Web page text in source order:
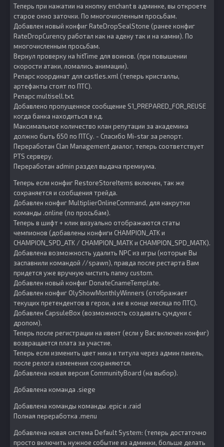
Теперь при нажатии на кнопку enchant в админке, вы откроете
старое окно заточки. По многочисленным просьбам.
Добавлен новый конфиг RateDropSealStone (ранее конфиг
RateDropCurency работал как на адену так и на камни). По
многочисленным просьбам.
Вернул проверку на hitTime для воинов. (при повышении
скорости атаки, ломались анимации).
Репарс координат для castles.xml (теперь кристаллы,
артефакты стоят по ПТС).
Репарс multisell.txt.
Добавлено пропущенное сообщение S1_PREPARED_FOR_REUSE
когда банка находиться в кд.
Максимальное количество клан репутации за академика
должно быть 650 по ПТСу. - Спасибо Mi-star за репорт.
Переработан Clan Management диалог, теперь соответствует
PTS серверу.
Переработан admin раздел выдача премиума.
Теперь если конфиг RestoreStoreItems включен, так же
сохраняется и сообщения трейда.
Добавлен конфиг MultiplierOnlineCommand, для накрутки
команды .online (по просьбам).
Теперь в шифт + клик визуально отображаются статы
чемпионов (добавлены конфиги CHAMPION_ATK и
CHAMPION_SPD_ATK / CHAMPION_MATK и CHAMPION_SPD_MATK).
Добавлена возможность удалить NPC из игры (которые Вы
заспавнили командой //spawn), правда после рестарта Вам
придется уже вручную чистить папку custom.
Добавлен новый конфиг DonateCnameTemplate.
Добавлен конфиг OlyShowMonthlyWinners (отображает
текущих претендентов в герои, а не в конце месяца по ПТС).
Добавлен CapsuleBox (возможность создавать сундуки с
дропом).
Теперь после регистрации на ивент (если у Вас включен конфиг)
возвращается плата за участие.
Теперь если изменить цвет ника и титула через админ панель,
после релога изменения сохраняются.
Добавлена новая версия CommunityBoard (на выбор).
Добавлена команда .siege
Добавлена команды команды .epic и .raid
Полная переработка .menu
Добавлена новая система Default System: (теперь достаточно
просто включить нужное событие из админки, больше делать